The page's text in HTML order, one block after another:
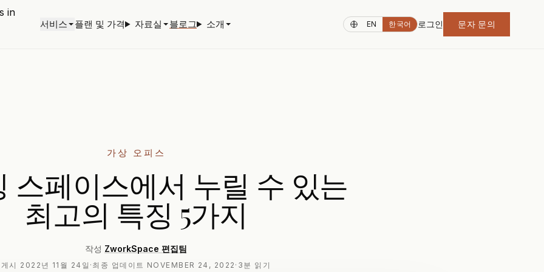
서비스 플랜 및 가격 자료실 블로그 소개 EN 한국어 로그인 문자 문의
가상 오피스
스페이스에서 누릴 수 있는
최고의 특징 5가지
작성 ZworkSpace 편집팀
게시 2022년 11월 24일 · 최종 업데이트 NOVEMBER 24, 2022 · 3분 읽기